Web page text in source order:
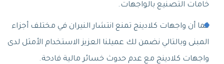
خامات التصنيع بالواجهات.
كما أن واجهات كلادينج تمنع انتشار النيران في مختلف أجزاء
المبنى وبالتالي نضمن لك عميلنا العزيز الاستخدام الأمثل لدى
واجهات كلادينج مع عدم حدوث خسائر مالية فادحة.